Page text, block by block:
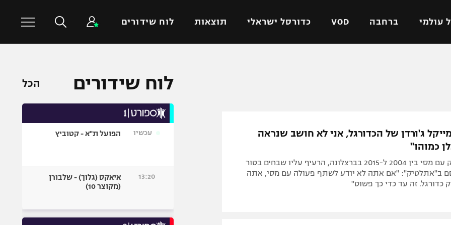
עולמי ברחבה VOD כדורסל ישראלי תוצאות לוח שידורים
ישראל
ליגה גרמנית
ליגה איטלקית
ליגה צרפתית
הפועל ירושלים
כדורסל עולמי
כדורעף
ספורט אולימפי
היאבקות WWE
ג'ורדן של הכדורגל, אני לא חושב שנראה
כמוהו"
צ'אבי, ששיחק עם מסי בין 2004 ל-2015 בברצלונה, הרעיף עליו שבחים בטור
ב"אתלטיק": "אם אתה לא יודע לשתף פעולה עם מסי, אתה
כדורגל. זה עד כדי כך פשוט"
לוח שידורים הכל
עכשיו הפועל ת"א - קטוביץ
13:20
איאקס (גלוך) - שלבורן
(מקוצר 10)